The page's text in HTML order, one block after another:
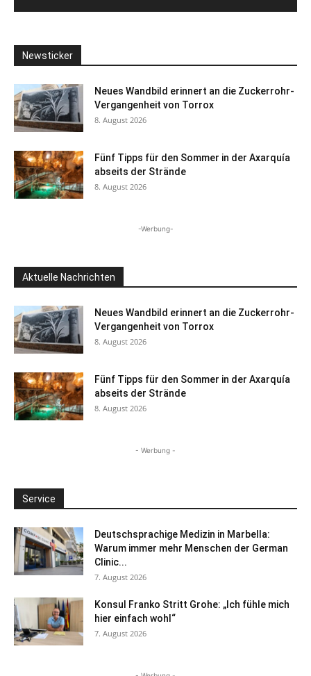
Newsticker
Neues Wandbild erinnert an die Zuckerrohr-
Vergangenheit von Torrox
8. August 2026
Fünf Tipps für den Sommer in der Axarquía
abseits der Strände
8. August 2026
-Werbung-
Aktuelle Nachrichten
Neues Wandbild erinnert an die Zuckerrohr-
Vergangenheit von Torrox
8. August 2026
Fünf Tipps für den Sommer in der Axarquía
abseits der Strände
8. August 2026
- Werbung -
Service
Deutschsprachige Medizin in Marbella:
Warum immer mehr Menschen der German
Clinic...
7. August 2026
Konsul Franko Stritt Grohe: „Ich fühle mich
hier einfach wohl“
7. August 2026